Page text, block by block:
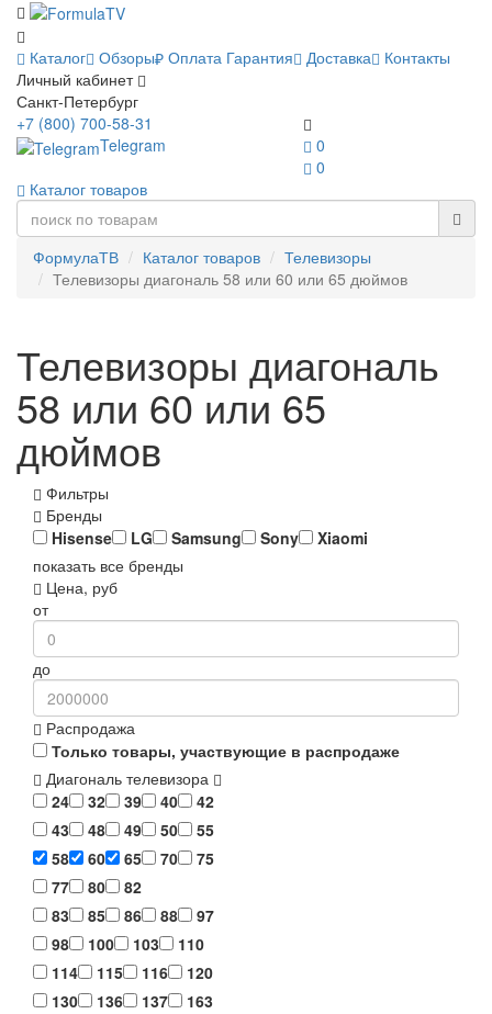
Каталог Обзоры Оплата Гарантия Доставка
Контакты
Личный кабинет
Санкт-Петербург
0
0
+7 (800) 700-58-31
Telegram
Каталог товаров
ФормулаТВ Каталог товаров
Телевизоры
Телевизоры диагональ 58 или 60 или 65 дюймов
Телевизоры диагональ
58 или 60 или 65
дюймов
Фильтры
Бренды
Hisense
LG Samsung Sony
Xiaomi
показать все бренды
Цена, руб
от
до
Распродажа
Только товары, участвующие в распродаже
Диагональ телевизора
24
32 39 40
42
43
48 49 50
55
58
60 65 70
75
77
80
82
83
85 86 88
97
98
100 103
110
114
115 116
120
130
136 137
163